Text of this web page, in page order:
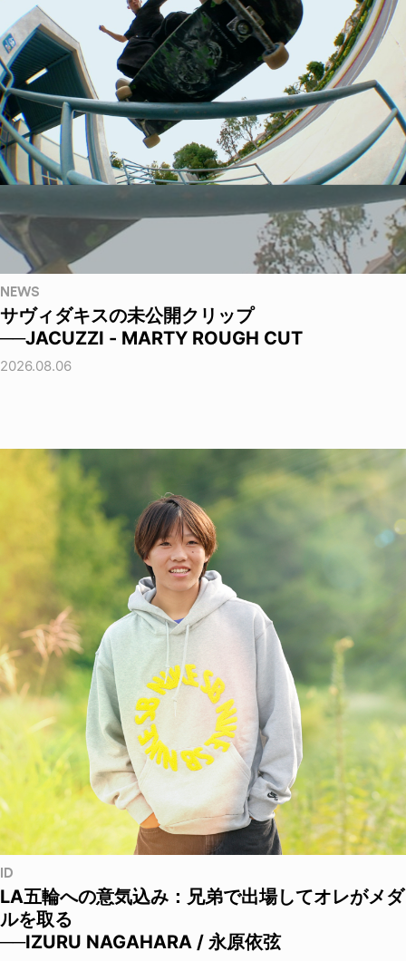
NEWS
サヴィダキスの未公開クリップ
──JACUZZI - MARTY ROUGH CUT
2026.08.06
ID
LA五輪への意気込み：兄弟で出場してオレがメダ
ルを取る
──IZURU NAGAHARA / 永原依弦